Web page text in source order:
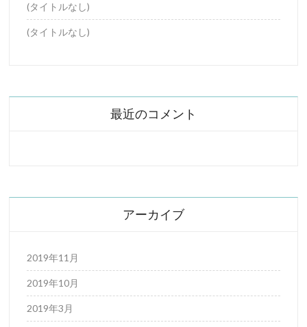
(タイトルなし)
(タイトルなし)
最近のコメント
アーカイブ
2019年11月
2019年10月
2019年3月